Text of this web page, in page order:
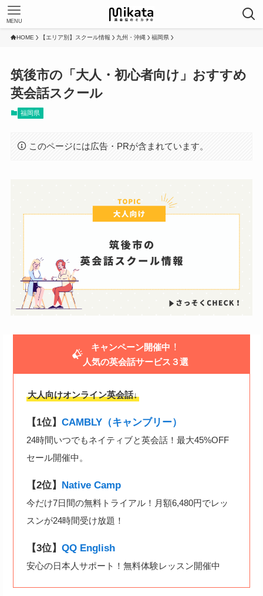
MENU
HOME 【エリア別】スクール情報 九州・沖縄 福岡県
筑後市の「大人・初心者向け」おすすめ
英会話スクール
福岡県
このページには広告・PRが含まれています。
キャンペーン開催中 ！
人気の英会話サービス３選
大人向けオンライン英会話↓
【1位】 CAMBLY（キャンブリー）
24時間いつでもネイティブと英会話！最大45%OFF
セール開催中。
【2位】 Native Camp
今だけ7日間の無料トライアル！月額6,480円でレッ
スンが24時間受け放題！
【3位】 QQ English
安心の日本人サポート！無料体験レッスン開催中